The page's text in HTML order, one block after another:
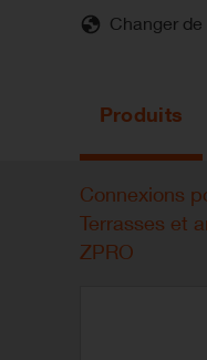
Changer de
Produits
Connexions
Terrasses et
ZPRO